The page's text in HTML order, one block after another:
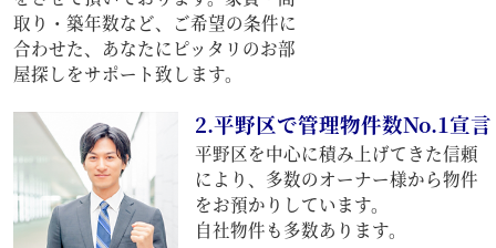
取り・築年数など、ご希望の条件に
合わせた、あなたにピッタリのお部
屋探しをサポート致します。
2.平野区で管理物件数No.1宣言
平野区を中心に積み上げてきた信頼
により、多数のオーナー様から物件
をお預かりしています。
自社物件も多数あります。